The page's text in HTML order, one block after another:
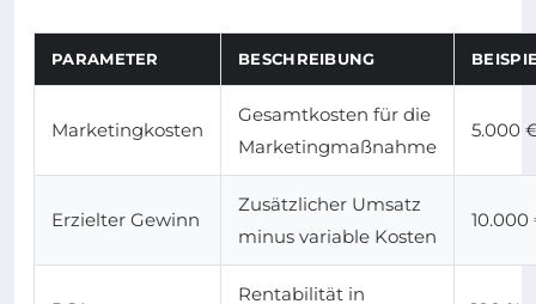
PARAMETER BESCHREIBUNG
Marketingkosten
Gesamtkosten für die
Marketingmaßnahme
5.000
Erzielter Gewinn
Zusätzlicher Umsatz
minus variable Kosten
10.000
Rentabilität in